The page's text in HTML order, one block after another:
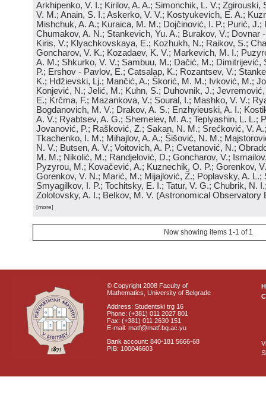
Arkhipenko, V. I.; Kirilov, A. A.; Simonchik, L. V.; Zgirouski,
V. M.; Anain, S. I.; Askerko, V. V.; Kostyukevich, E. A.;
Mishchuk, A. A.; Kuraica, M. M.; Dojčinović, I. P.; Purić, J.;
Chumakov, A. N.; Stankevich, Yu. A.; Burakov, V.; Dovnar
Kiris, V.; Klyachkovskaya, E.; Kozhukh, N.; Raikov, S.;
Goncharov, V. K.; Kozadaev, K. V.; Markevich, M. I.;
A. M.; Shkurko, V. V.; Sambuu, M.; Dačić, M.; Dimitrijević,
P.; Ershov - Pavlov, E.; Catsalap, K.; Rozantsev, V.;
K.; Hdžievski, Lj.; Mančić, A.; Škorić, M. M.; Ivković, M.;
Konjević, N.; Jelić, M.; Kuhn, S.; Duhovnik, J.;
E.; Krčma, F.; Mazankova, V.; Soural, I.; Mashko, V. V.;
Bogdanovich, M. V.; Drakov, A. S.; Enzhyieuski, A. I.;
A. V.; Ryabtsev, A. G.; Shemelev, M. A.; Teplyashin, L. L.;
Jovanović, P.; Rašković, Z.; Sakan, N. M.; Srećković, V.
Tkachenko, I. M.; Mihajlov, A. A.; Šišović, N. M.;
N. V.; Butsen, A. V.; Voitovich, A. P.; Cvetanović, N.;
M. M.; Nikolić, M.; Randjelović, D.; Goncharov, V.;
Pyzyrou, M.; Kovačević, A.; Kuznechik, O. P.; Gorenkov,
Gorenkov, V. N.; Marić, M.; Mijajlović, Ž.; Poplavsky, A. L.;
Smyagilkov, I. P.; Tochitsky, E. I.; Tatur, V. G.; Chubrik, N.
Zolotovsky, A. I.; Belkov, M. V. (Astronomical Observatory
[more]
Now showing items 1-1 of 1
© Copyright 2008 Faculty of
Mathematics, University of Belgrade
Address: Studentski trg 16
Phone: (+381) 011 2027 801
Fax: (+381) 011 2630 151
E-mail: matf@matf.bg.ac.yu
Bank account: 840-181 5666-68
PIB: 100046603